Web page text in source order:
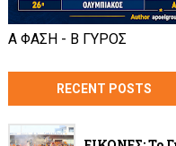
Α ΦΑΣΗ - Β ΓΥΡΟΣ
RECENT POSTS